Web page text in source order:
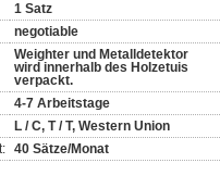
1 Satz
negotiable
Weighter und Metalldetektor
wird innerhalb des Holzetuis
verpackt.
4-7 Arbeitstage
L / C, T / T, Western Union
40 Sätze/Monat